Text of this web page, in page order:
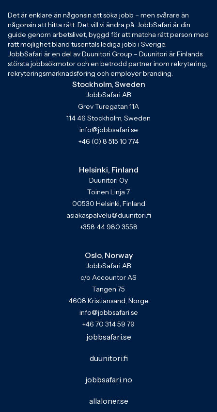
Det är enklare än någonsin att söka jobb – men svårare än
någonsin att hitta rätt. Det vill vi ändra på. JobbSafari är din
guide genom arbetslivet, byggd för att matcha rätt person med
rätt möjlighet bland tusentals lediga jobb i Sverige.
JobbSafari är en del av Duunitori Group – Duunitori är Finlands
största jobbsökmotor och en betrodd partner inom rekrytering,
rekryteringsmarknadsföring och employer branding.
Stockholm, Sweden
JobbSafari AB
Grev Turegatan 11A
114 46 Stockholm, Sweden
info@jobbsafari.se
+46 (0) 8 515 10 774
Helsinki, Finland
Duunitori Oy
Toinen Linja 7
00530 Helsinki, Finland
asiakaspalvelu@duunitori.fi
+358 44 980 3558
Oslo, Norway
JobbSafari AB
c/o Accountor AS
Tangen 75
4608 Kristiansand, Norge
info@jobbsafari.se
+46 70 314 59 79
jobbsafari.se
duunitori.fi
jobbsafari.no
allaloner.se